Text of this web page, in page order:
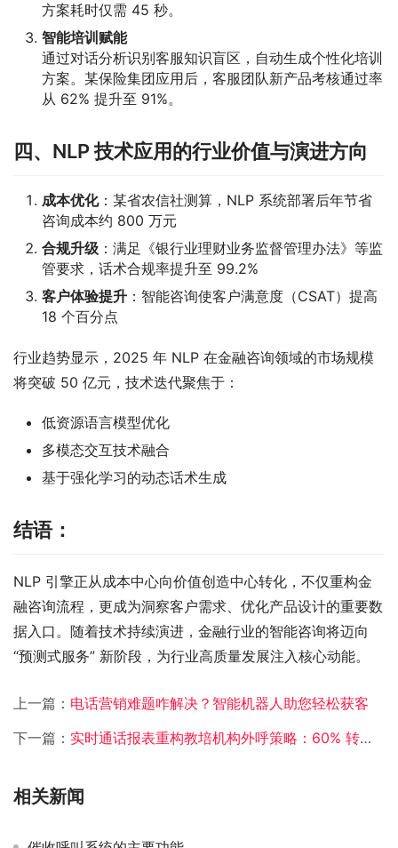
方案耗时仅需 45 秒。
智能培训赋能
通过对话分析识别客服知识盲区，自动生成个性化培训
方案。某保险集团应用后，客服团队新产品考核通过率
从 62% 提升至 91%。
四、NLP 技术应用的行业价值与演进方向
成本优化：某省农信社测算，NLP 系统部署后年节省
咨询成本约 800 万元
合规升级 ：满足《银行业理财业务监督管理办法》等监
管要求，话术合规率提升至 99.2%
客户体验提升 ：智能咨询使客户满意度（CSAT）提高
18 个百分点
行业趋势显示，2025 年 NLP 在金融咨询领域的市场规模
将突破 50 亿元，技术迭代聚焦于：
低资源语言模型优化
多模态交互技术融合
基于强化学习的动态话术生成
结语：
NLP 引擎正从成本中心向价值创造中心转化，不仅重构金
融咨询流程，更成为洞察客户需求、优化产品设计的重要数
据入口。随着技术持续演进，金融行业的智能咨询将迈向
“预测式服务” 新阶段，为行业高质量发展注入核心动能。
上一篇： 电话营销难题咋解决？智能机器人助您轻松获客
下一篇： 实时通话报表重构教培机构外呼策略：60% 转化率提升背后的智能决策逻辑
相关新闻